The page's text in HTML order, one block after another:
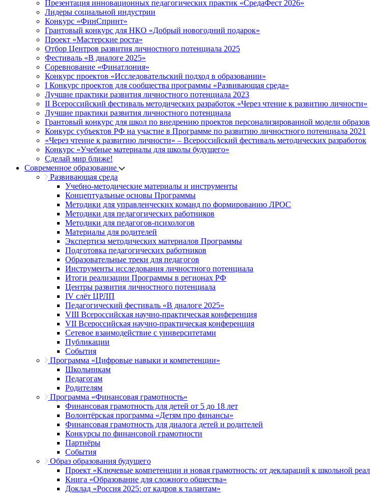
Презентация инновационных педагогических практик «СредаФест 2026»
Лидеры социальной индустрии
Конкурс «ФинСпринт»
Грантовый конкурс для НКО «Добрый новогодний подарок»
Проект «Мастерские роста»
Отбор Центров развития личностного потенциала 2025
Фестиваль «В диалоге 2025»
Соревнование «Финатлония»
Конкурс проектов «Исследовательский подход в образовании»
I Конкурс проектов для сообщества программы «Развивающая среда»
Лучшие практики развития личностного потенциала 2023
II Всероссийский фестиваль методических разработок «Через чтение к развитию личности»
Лучшие практики развития личностного потенциала
Грантовый конкурс для школ по внедрению проектов персонализированной модели
Конкурс субъектов РФ на участие в Программе по развитию личностного потенциала 2021
«Через чтение к развитию личности» – Всероссийский фестиваль методических разработок
Конкурс «Учебные материалы для школы будущего»
Сделай мир ближе!
Современное образование
Развивающая среда
Учебно-методические материалы и инструменты
Концептуальные основы Программы
Методики для управленческих команд по формированию ЛРОС
Методики для педагогических работников
Методики для педагогов-психологов
Материалы для родителей
Экспертиза методических материалов Программы
Подготовка педагогических работников
Образовательные треки для педагогов
Инструменты исследования личностного потенциала
Итоги реализации Программы в регионах РФ
Центры развития личностного потенциала
IV слёт ЦРЛП
Педагогический фестиваль «В диалоге 2025»
VIII Всероссийская научно-практическая конференция
VII Всероссийская научно-практическая конференция
Сетевое взаимодействие с университетами
Публикации
События
Программа «Цифровые навыки и компетенции»
Школьникам
Педагогам
Родителям
Программа «Финансовая грамотность»
Финансовая грамотность для детей от 5 до 18 лет
Волонтёрская программа «Детям про финансы»
Финансовая грамотность для диалога детей и родителей
Конкурсы по финансовой грамотности
Партнёры
События
Образ образования будущего
Проект «Ключевые компетенции и новая грамотность: от деклараций к школьной
Книга «Образование для сложного общества»
Доклад «Россия 2025: от кадров к талантам»